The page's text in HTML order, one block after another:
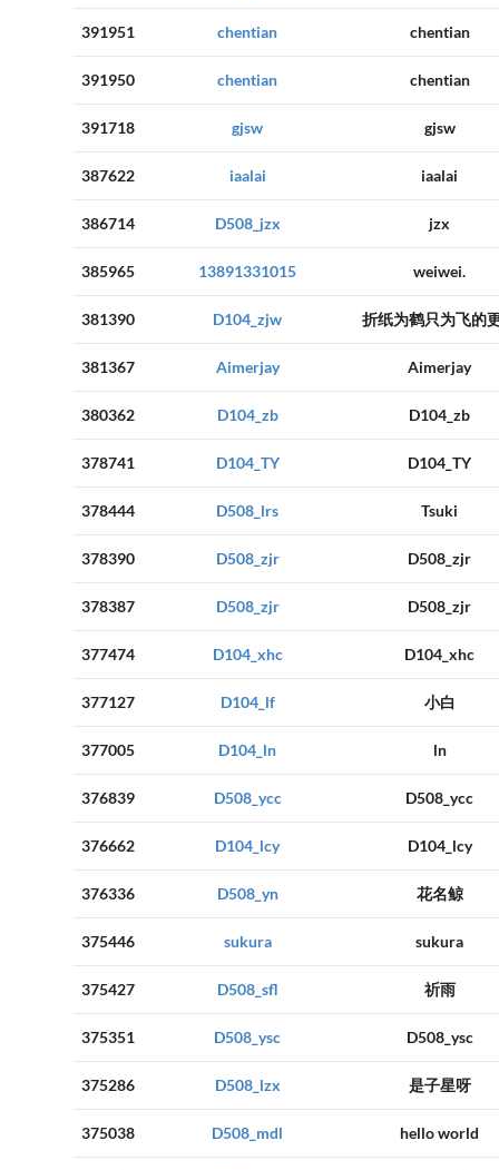
391951 chentian chentian
391950 chentian chentian
391718 gjsw gjsw
387622 iaalai iaalai
386714 D508_jzx jzx
385965 13891331015 weiwei.
381390 D104_zjw 折纸为鹤只为飞的
381367 Aimerjay Aimerjay
380362 D104_zb D104_zb
378741 D104_TY D104_TY
378444 D508_lrs Tsuki
378390 D508_zjr D508_zjr
378387 D508_zjr D508_zjr
377474 D104_xhc D104_xhc
377127 D104_lf 小白
377005 D104_ln ln
376839 D508_ycc D508_ycc
376662 D104_lcy D104_lcy
376336 D508_yn 花名鲸
375446 sukura sukura
375427 D508_sfl 祈雨
375351 D508_ysc D508_ysc
375286 D508_lzx 是子星呀
375038 D508_mdl hello world